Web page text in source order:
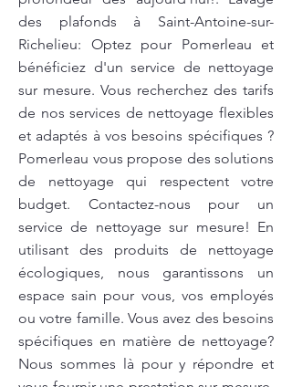
des plafonds à Saint-Antoine-sur-
Richelieu: Optez pour Pomerleau et
bénéficiez d'un service de nettoyage
sur mesure. Vous recherchez des tarifs
de nos services de nettoyage flexibles
et adaptés à vos besoins spécifiques ?
Pomerleau vous propose des solutions
de nettoyage qui respectent votre
budget. Contactez-nous pour un
service de nettoyage sur mesure! En
utilisant des produits de nettoyage
écologiques, nous garantissons un
espace sain pour vous, vos employés
ou votre famille. Vous avez des besoins
spécifiques en matière de nettoyage?
Nous sommes là pour y répondre et